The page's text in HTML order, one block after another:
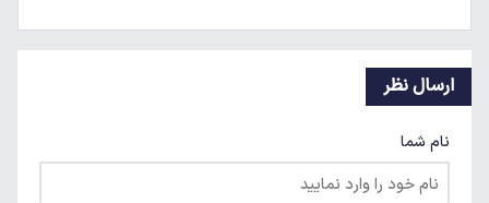
ارسال نظر
نام شما